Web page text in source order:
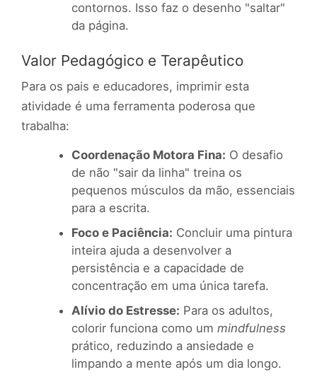
contornos. Isso faz o desenho "saltar"
da página.
Valor Pedagógico e Terapêutico
Para os pais e educadores, imprimir esta
atividade é uma ferramenta poderosa que
trabalha:
Coordenação Motora Fina: O desafio
de não "sair da linha" treina os
pequenos músculos da mão, essenciais
para a escrita.
Foco e Paciência: Concluir uma pintura
inteira ajuda a desenvolver a
persistência e a capacidade de
concentração em uma única tarefa.
Alívio do Estresse: Para os adultos,
colorir funciona como um mindfulness
prático, reduzindo a ansiedade e
limpando a mente após um dia longo.